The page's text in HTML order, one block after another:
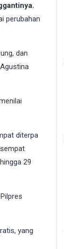
perubahan
dan
diterpa
29
yang